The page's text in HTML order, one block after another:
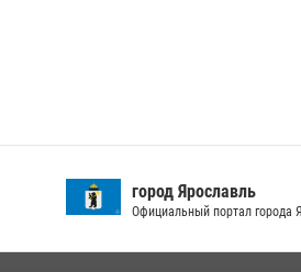
город Ярославль
Официальный портал города